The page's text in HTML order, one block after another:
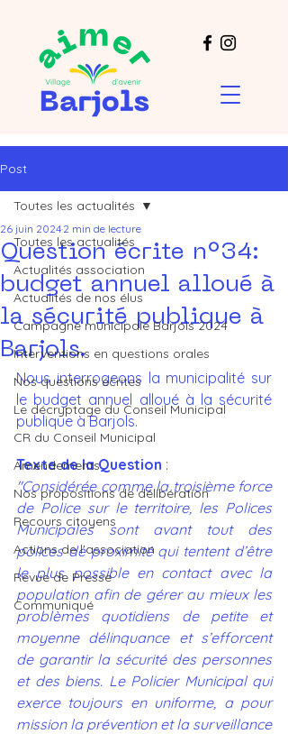
Post
Toutes les actualités
Actualités association
Actualités de nos élus
Campagne municipale Barjols 2024
Interventions en questions orales
Nos questions écrites
Le décryptage du Conseil Municipal
CR du Conseil Municipal
Amendements
Nos propositions de délibération
Recours citoyens
Actions de l'association
Revue de Presse
Communiqué
Toutes les actualités
Question écrite n°34:
budget annuel alloué à
la sécurité publique à
Barjols.
26 juin 2024 2 min de lecture
Nous interrogeons la municipalité sur
le budget annuel alloué à la sécurité
publique à Barjols.
Texte de la Question :
"Considérée comme la troisième force
de Police sur le territoire, les Polices
Municipales sont avant tout des
polices de proximité qui tentent d’être
le plus possible en contact avec la
population afin de gérer au mieux les
problèmes quotidiens de petite et
moyenne délinquance et s’efforcent
de garantir la sécurité des personnes
et des biens. Le Policier Municipal qui
exerce toujours en uniforme, a pour
mission la prévention et la surveillance